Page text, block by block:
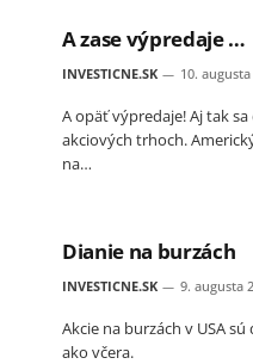
A zase výpredaje …
INVESTICNE.SK 10. augusta
A opäť výpredaje! Aj tak
akciových trhoch.
na…
Dianie na burzách
INVESTICNE.SK 9. augusta
Akcie na burzách v USA
ako včera.